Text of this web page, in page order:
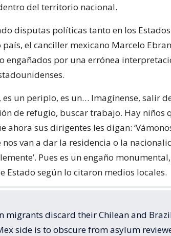
del territorio nacional.
disputas políticas tanto en los
el canciller mexicano Marcelo
engañados por una errónea
es un periplo, es un… Imagínense, salir
de refugio, buscar trabajo. Hay niños
ahora sus dirigentes les digan:
van a dar la residencia o la
Pues es un engaño monumental,
Estado según lo citaron medios locales.
migrants discard their Chilean and
side is to obscure from asylum